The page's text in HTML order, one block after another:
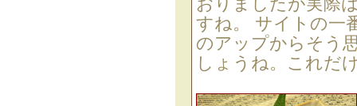
おりましたが実際
すね。 サイトの一
のアップからそう
しょうね。これだ